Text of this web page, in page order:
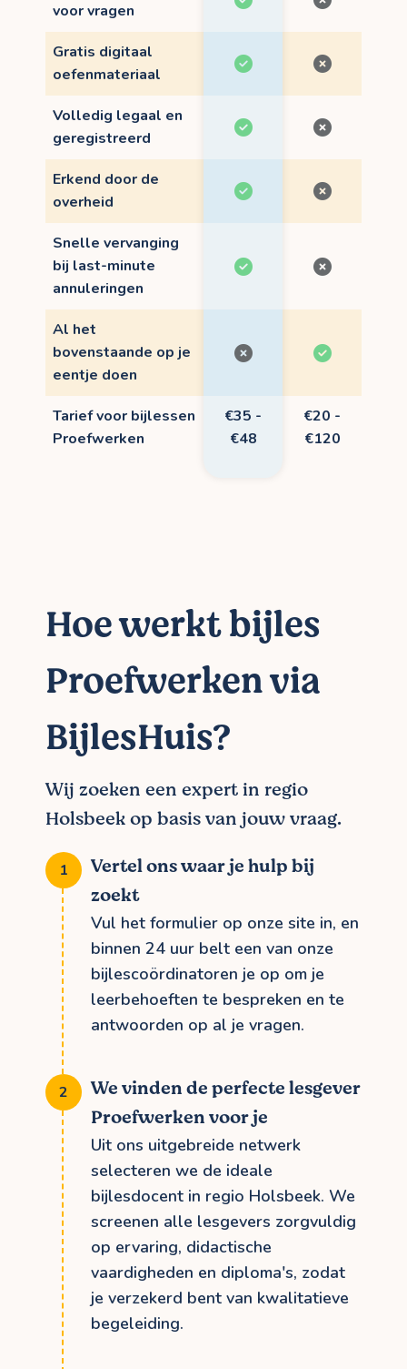
voor vragen
Gratis digitaal
oefenmateriaal
Volledig legaal en
geregistreerd
Erkend door de
overheid
Snelle vervanging
bij last-minute
annuleringen
Al het
bovenstaande op je
eentje doen
Tarief voor bijlessen
Proefwerken
€35 -
€48
€20 -
€120
Hoe werkt bijles
Proefwerken via
BijlesHuis?
Wij zoeken een expert in regio
Holsbeek op basis van jouw vraag.
Vertel ons waar je hulp bij
zoekt
Vul het formulier op onze site in, en
binnen 24 uur belt een van onze
bijlescoördinatoren je op om je
leerbehoeften te bespreken en te
antwoorden op al je vragen.
We vinden de perfecte lesgever
Proefwerken voor je
Uit ons uitgebreide netwerk
selecteren we de ideale
bijlesdocent in regio Holsbeek. We
screenen alle lesgevers zorgvuldig
op ervaring, didactische
vaardigheden en diploma's, zodat
je verzekerd bent van kwalitatieve
begeleiding.